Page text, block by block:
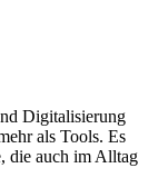
Digitalisierung
als Tools. Es
die auch im Alltag